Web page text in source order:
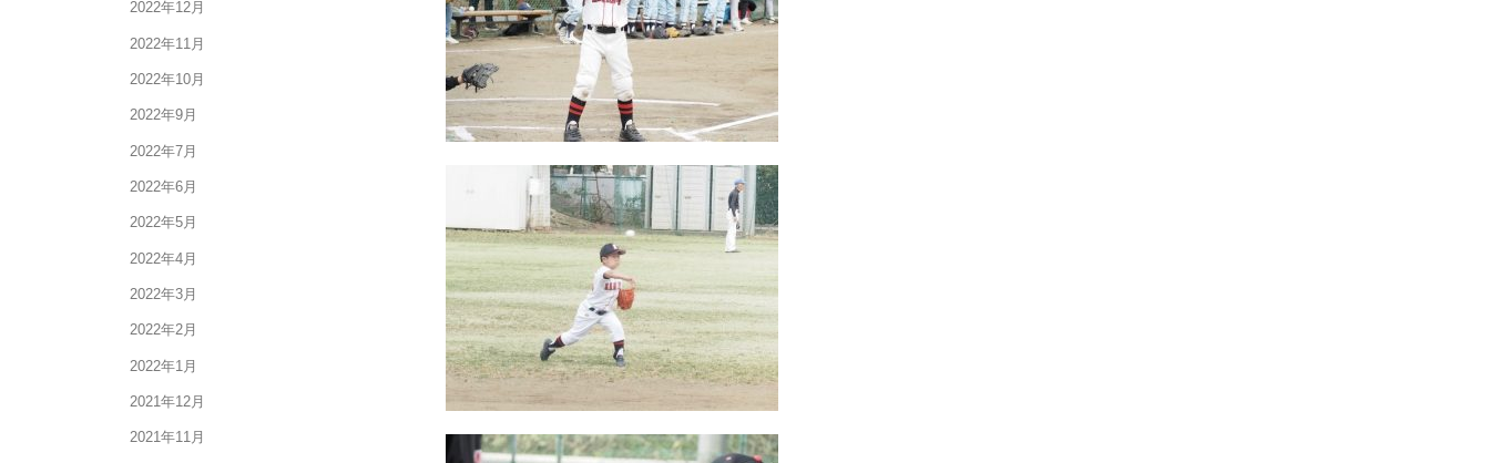
2022年12月
2022年11月
2022年10月
2022年9月
2022年7月
2022年6月
2022年5月
2022年4月
2022年3月
2022年2月
2022年1月
2021年12月
2021年11月